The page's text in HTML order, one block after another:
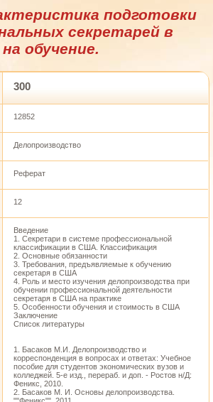
подготовки
секретарей в
обучение.
300
12852
Делопроизводство
Реферат
12
Введение
1. Секретари в системе профессиональной
классификации в США. Классификация
2. Основные обязанности
3. Требования, предъявляемые к обучению
секретаря в США
4. Роль и место изучения делопроизводства при
обучении профессиональной деятельности
секретаря в США на практике
5. Особенности обучения и стоимость в США
Заключение
Список литературы
1. Басаков М.И. Делопроизводство и
корреспонденция в вопросах и ответах: Учебное
пособие для студентов экономических вузов и
колледжей. 5-е изд., перераб. и доп. - Ростов н/Д:
Феникс, 2010.
2. Басаков М. И. Основы делопроизводства.